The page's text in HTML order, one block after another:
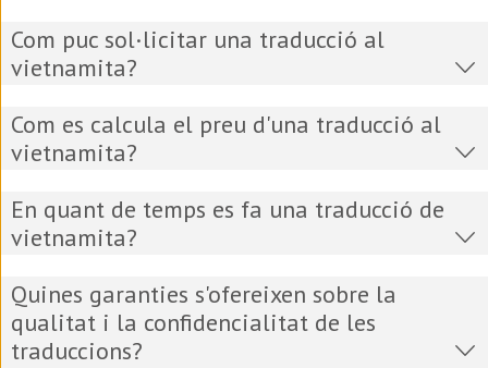
Com puc sol·licitar una traducció al
vietnamita?
Com es calcula el preu d'una traducció al
vietnamita?
En quant de temps es fa una traducció de
vietnamita?
Quines garanties s'ofereixen sobre la
qualitat i la confidencialitat de les
traduccions?